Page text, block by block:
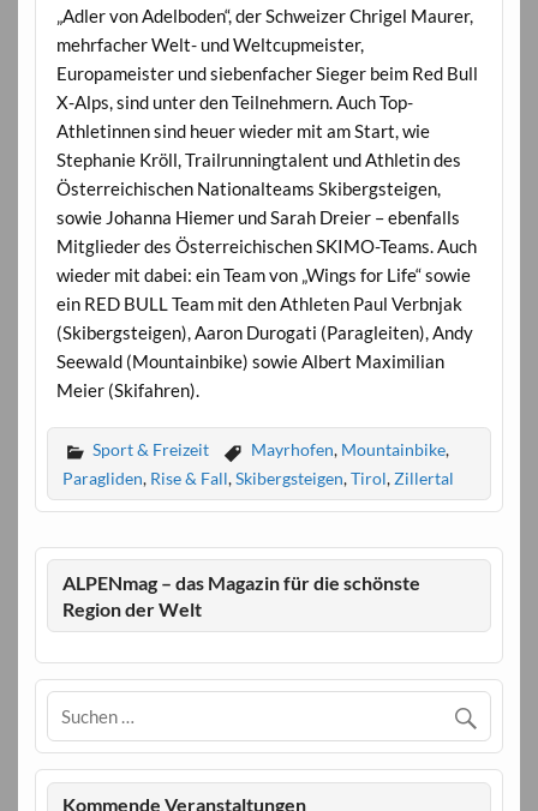
„Adler von Adelboden“, der Schweizer Chrigel Maurer,
mehrfacher Welt- und Weltcupmeister,
Europameister und siebenfacher Sieger beim Red Bull
X-Alps, sind unter den Teilnehmern. Auch Top-
Athletinnen sind heuer wieder mit am Start, wie
Stephanie Kröll, Trailrunningtalent und Athletin des
Österreichischen Nationalteams Skibergsteigen,
sowie Johanna Hiemer und Sarah Dreier – ebenfalls
Mitglieder des Österreichischen SKIMO-Teams. Auch
wieder mit dabei: ein Team von „Wings for Life“ sowie
ein RED BULL Team mit den Athleten Paul Verbnjak
(Skibergsteigen), Aaron Durogati (Paragleiten), Andy
Seewald (Mountainbike) sowie Albert Maximilian
Meier (Skifahren).
Sport & Freizeit Mayrhofen, Mountainbike,
Paragliden, Rise & Fall,Skibergsteigen,Tirol,Zillertal
ALPENmag – das Magazin für die schönste
Region der Welt
Kommende Veranstaltungen